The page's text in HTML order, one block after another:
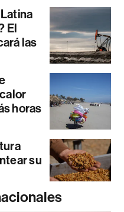
El
las
horas
su